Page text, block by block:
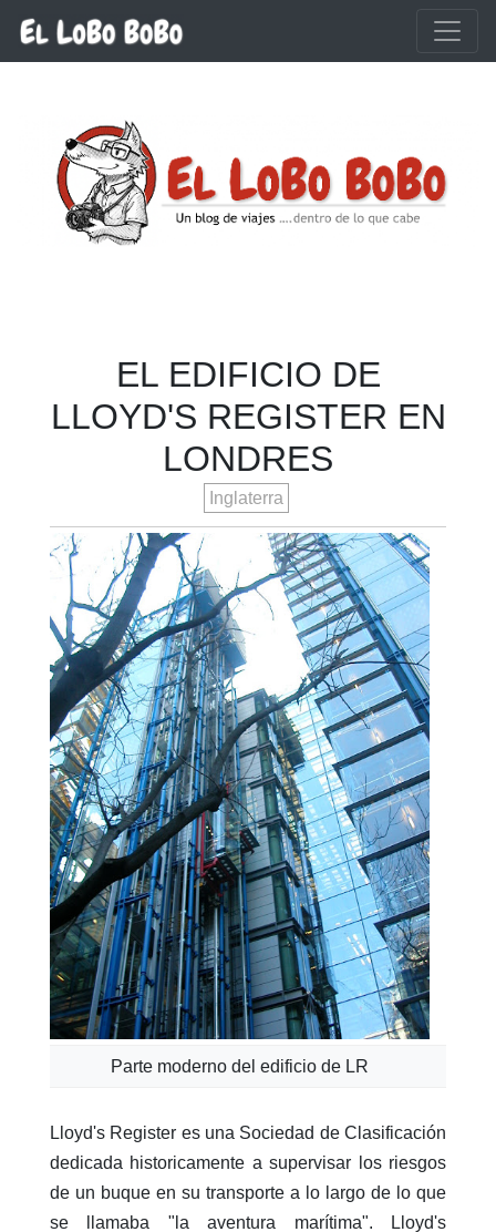
Ir al contenido principal
EL EDIFICIO DE
LLOYD'S REGISTER EN
LONDRES
Inglaterra
Parte moderno del edificio de LR
Lloyd's Register es una Sociedad de Clasificación
dedicada historicamente a supervisar los riesgos
de un buque en su transporte a lo largo de lo que
se llamaba "la aventura marítima". Lloyd's